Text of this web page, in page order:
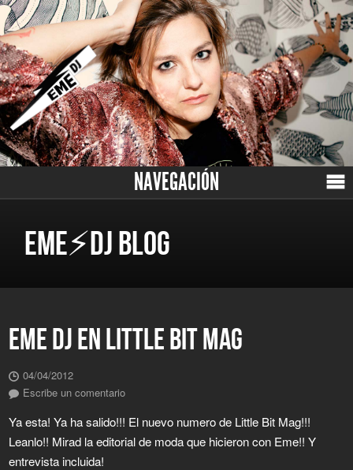
NAVEGACIÓN
EME⚡DJ BLOG
EME DJ EN LITTLE BIT MAG
04/04/2012
Escribe un comentario
Ya esta! Ya ha salido!!! El nuevo numero de Little Bit Mag!!!
Leanlo!! Mirad la editorial de moda que hicieron con Eme!! Y
entrevista incluida!